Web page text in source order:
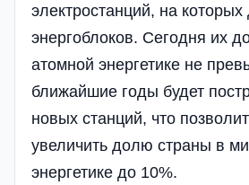
электростанций, на
энергоблоков. Сегодня их
атомной энергетике не
ближайшие годы будет
новых станций, что
увеличить долю страны в
энергетике до 10%.